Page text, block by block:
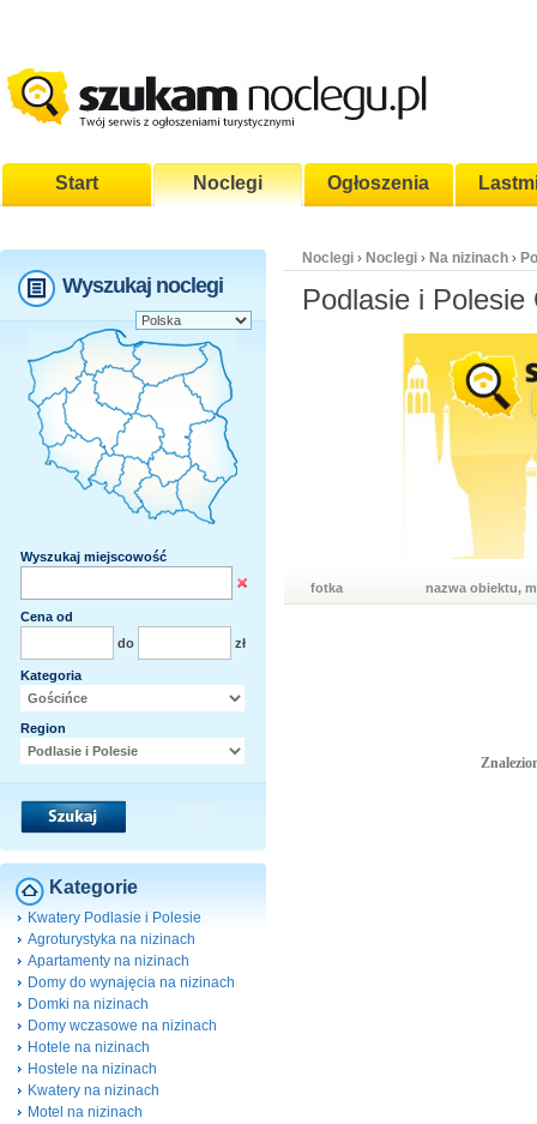
Start Noclegi Ogłoszenia
Wyszukaj noclegi
Wyszukaj miejscowość
Cena od
do
zł
Kategoria
Region
Kategorie
Kwatery Podlasie i Polesie
Agroturystyka na nizinach
Apartamenty na nizinach
Domy do wynajęcia na nizinach
Domki na nizinach
Domy wczasowe na nizinach
Hotele na nizinach
Hostele na nizinach
Kwatery na nizinach
Motel na nizinach
Noclegi › Noclegi › Na nizinach ›
Podlasie i Polesie
fotka nazwa obiektu,